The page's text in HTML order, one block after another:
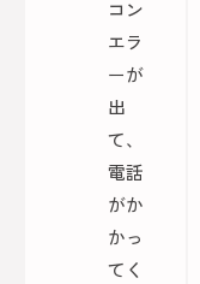
コン
エラ
ーが
出
て、
電話
がか
かっ
てく